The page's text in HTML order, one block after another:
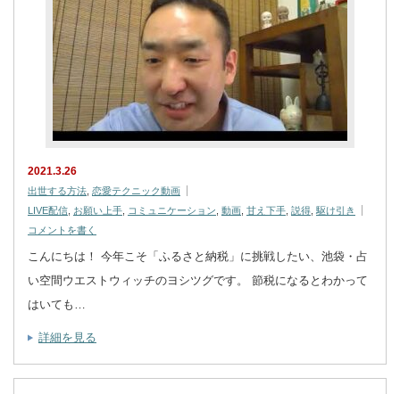
2021.3.26
出世する方法 恋愛テクニック動画
LIVE配信 お願い上手 コミュニケーション 動画 甘え下手 説得 駆け引き
コメントを書く
こんにちは！ 今年こそ「ふるさと納税」に挑戦したい、池袋・占
い空間ウエストウィッチのヨシツグです。 節税になるとわかって
はいても…
詳細を見る